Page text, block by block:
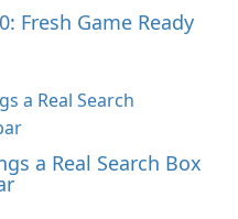
Fresh Game Ready
a Real Search Box